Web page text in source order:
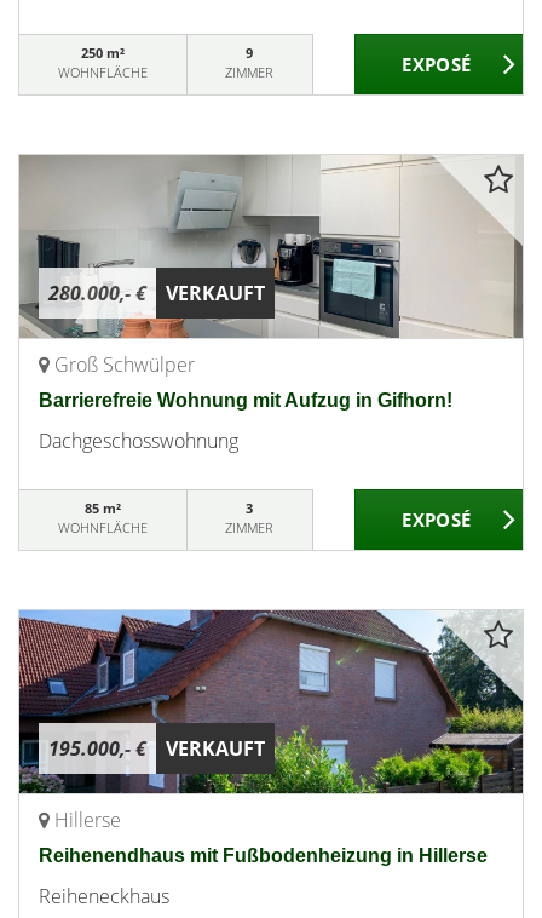
250 m²
WOHNFLÄCHE
9
ZIMMER
280.000,- € VERKAUFT
Groß Schwülper
Barrierefreie Wohnung mit Aufzug in Gifhorn!
Dachgeschosswohnung
85 m²
WOHNFLÄCHE
3
ZIMMER
195.000,- € VERKAUFT
Hillerse
Reihenendhaus mit Fußbodenheizung in Hillerse
Reiheneckhaus